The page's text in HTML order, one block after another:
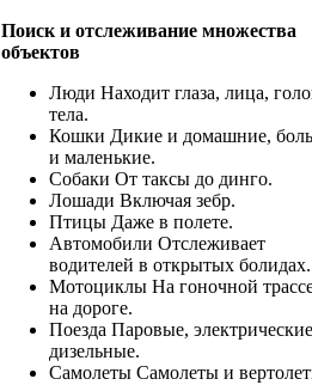
Поиск и отслеживание множества
объектов
Люди Находит глаза, лица,
тела.
Кошки Дикие и домашние,
и маленькие.
Собаки От таксы до динго.
Лошади Включая зебр.
Птицы Даже в полете.
Автомобили Отслеживает
водителей в открытых болидах.
Мотоциклы На гоночной
на дороге.
Поезда Паровые,
дизельные.
Самолеты Самолеты и